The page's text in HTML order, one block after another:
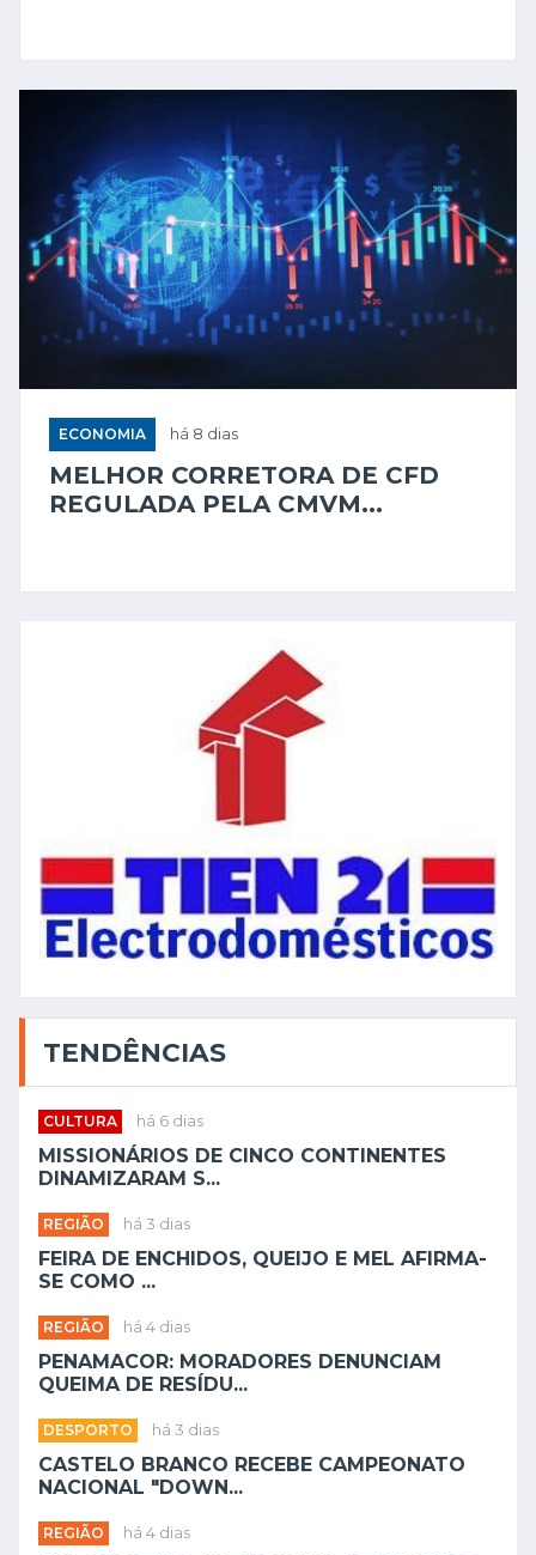
ECONOMIA há 8 dias
MELHOR CORRETORA DE CFD
REGULADA PELA CMVM...
TENDÊNCIAS
CULTURA há 6 dias
MISSIONÁRIOS DE CINCO CONTINENTES
DINAMIZARAM S...
REGIÃO há 3 dias
FEIRA DE ENCHIDOS, QUEIJO E MEL AFIRMA-
SE COMO ...
REGIÃO há 4 dias
PENAMACOR: MORADORES DENUNCIAM
QUEIMA DE RESÍDU...
DESPORTO há 3 dias
CASTELO BRANCO RECEBE CAMPEONATO
NACIONAL "DOWN...
REGIÃO há 4 dias